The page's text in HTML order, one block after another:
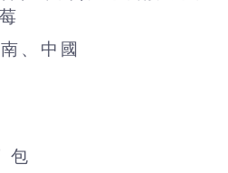
、中國
包